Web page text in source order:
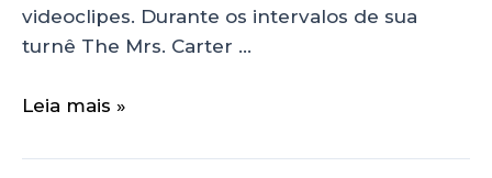
videoclipes. Durante os intervalos de sua
turnê The Mrs. Carter …
Leia mais »